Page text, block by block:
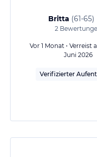
Britta (61-65)
2
Vor 1 Monat • Verreist
Juni 2026
Verifizierter